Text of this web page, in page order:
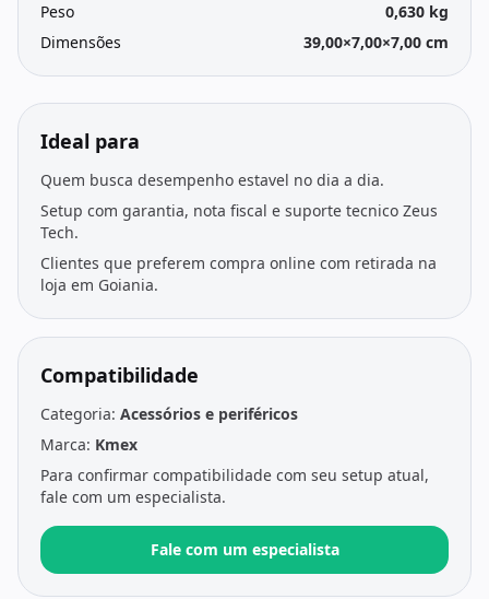
Peso
0,630 kg
Dimensões
39,00×7,00×7,00 cm
Ideal para
Quem busca desempenho estavel no dia a dia.
Setup com garantia, nota fiscal e suporte tecnico Zeus
Tech.
Clientes que preferem compra online com retirada na
loja em Goiania.
Compatibilidade
Categoria: Acessórios e periféricos
Marca: Kmex
Para confirmar compatibilidade com seu setup atual,
fale com um especialista.
Fale com um especialista